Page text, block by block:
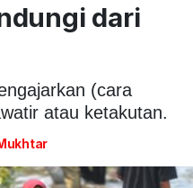
dari
(cara
atau ketakutan.